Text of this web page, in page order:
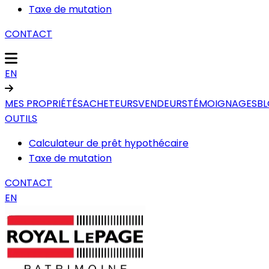
Taxe de mutation
CONTACT
EN
MES PROPRIÉTÉSACHETEURSVENDEURSTÉMOIGNAGES
OUTILS
Calculateur de prêt hypothécaire
Taxe de mutation
CONTACT
EN